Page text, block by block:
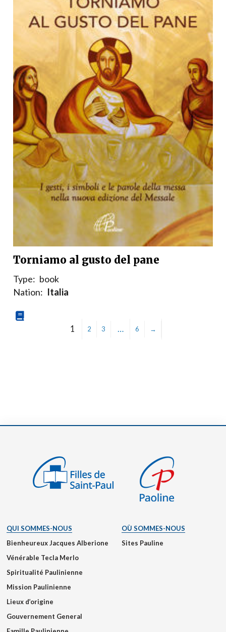
Torniamo al gusto del pane
Type: book
Nation: Italia
1 2 3 … 6 →
QUI SOMMES-NOUS
Bienheureux Jacques Alberione
Vénérable Tecla Merlo
Spiritualité Paulinienne
Mission Paulinienne
Lieux d’origine
Gouvernement General
OÙ SOMMES-NOUS
Sites Pauline